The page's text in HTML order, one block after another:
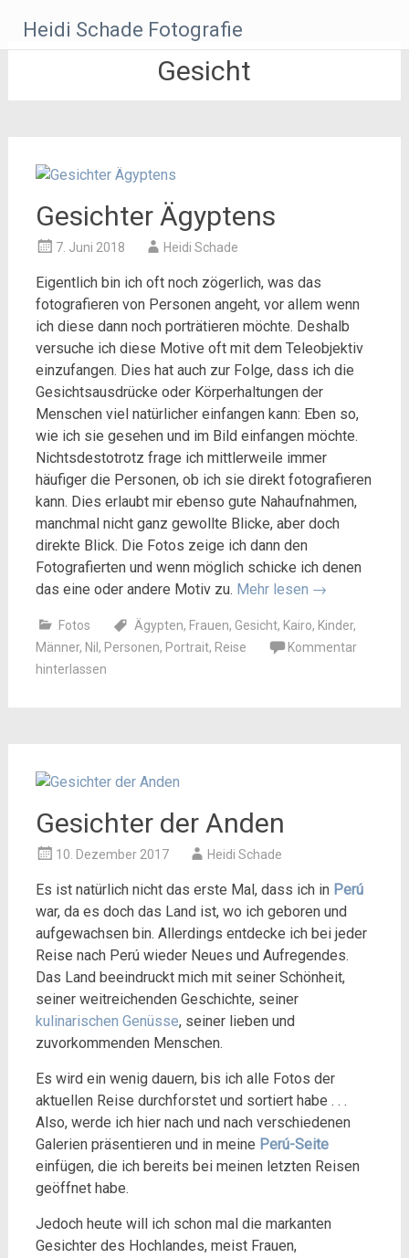
Inhalt
springen
Heidi Schade Fotografie
Gesicht
Gesichter Ägyptens
7. Juni 2018 Heidi Schade
Eigentlich bin ich oft noch zögerlich, was das
fotografieren von Personen angeht, vor allem wenn
ich diese dann noch porträtieren möchte. Deshalb
versuche ich diese Motive oft mit dem Teleobjektiv
einzufangen. Dies hat auch zur Folge, dass ich die
Gesichtsausdrücke oder Körperhaltungen der
Menschen viel natürlicher einfangen kann: Eben so,
wie ich sie gesehen und im Bild einfangen möchte.
Nichtsdestotrotz frage ich mittlerweile immer
häufiger die Personen, ob ich sie direkt fotografieren
kann. Dies erlaubt mir ebenso gute Nahaufnahmen,
manchmal nicht ganz gewollte Blicke, aber doch
direkte Blick. Die Fotos zeige ich dann den
Fotografierten und wenn möglich schicke ich denen
das eine oder andere Motiv zu. Mehr lesen →
Fotos Ägypten, Frauen, Gesicht, Kairo, Kinder,
Männer, Nil , Personen, Portrait, Reise
Kommentar
hinterlassen
Gesichter der Anden
10. Dezember 2017 Heidi Schade
Es ist natürlich nicht das erste Mal, dass ich in Perú
war, da es doch das Land ist, wo ich geboren und
aufgewachsen bin. Allerdings entdecke ich bei jeder
Reise nach Perú wieder Neues und Aufregendes.
Das Land beeindruckt mich mit seiner Schönheit,
seiner weitreichenden Geschichte, seiner
kulinarischen Genüsse, seiner lieben und
zuvorkommenden Menschen.
Es wird ein wenig dauern, bis ich alle Fotos der
aktuellen Reise durchforstet und sortiert habe . . .
Also, werde ich hier nach und nach verschiedenen
Galerien präsentieren und in meine Perú-Seite
einfügen, die ich bereits bei meinen letzten Reisen
geöffnet habe.
Jedoch heute will ich schon mal die markanten
Gesichter des Hochlandes, meist Frauen,